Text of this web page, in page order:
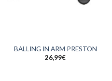
BALLING IN ARM PRESTON
26,99€